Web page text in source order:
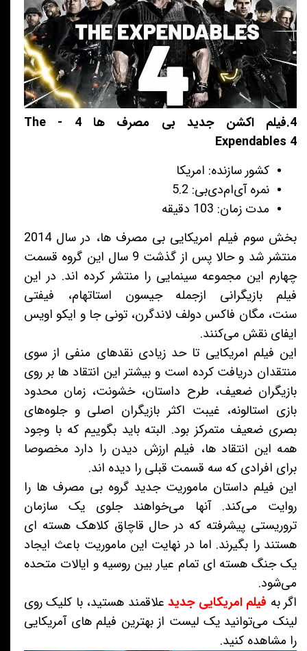
4.فیلم اکشن جدید بی مصرف ها 4 - The
Expendables 4
کشور سازنده: امریکا
نمره آی‌ام‌دی‌بی: 5.2
مدت زمان: 103 دقیقه
بخش سوم فیلم امریکایی بی مصرف ها، در سال 2014
منتشر شد و حالا پس از گذشت 9 سال این گروه قسمت
چهارم این مجموعه سینمایی را منتشر کرده اند. در این
فیلم بازیگرانی ازجمله جیسون استاتهام، فیفتی
سنت، مگان فاکس دولف لاندگرن، تونی جا و ایکو اویس
ایفای نقش می‌کنند.
این فیلم امریکایی تا حد زیادی نقدهای منفی از سوی
منتقدان دریافت کرده است و بیشتر این انتقاد ها بر روی
بازیگران ضعیف، طرح داستان، خشونت، زمان محدود
بازی استالونه، غیبت اکثر بازیگران اصلی و جلوه‌های
بصری ضعیف متمرکز بود. البته باید بگوییم که با وجود
همه این انتقاد ها، فیلم ارزش دیدن را دارد مخصوصا
برای افرادی که سه قسمت قبلی را دیده اند.
این فیلم داستان ماموریت جدید گروه بی مصرف ها را
روایت می‌کند. آنها می‌خواهند جلوی یک سازمان
تروریستی پیشرفته که در حال قاچاق کلاهک هسته ای
هستند را بگیرند. اما در نهایت این ماموریت باعث ایجاد
یک جنگ هسته ای تمام عیار بین روسیه و ایالات متحده
می‌شود.
اگر به فیلم امریکایی جدیدعلاقمند هستید، با کلیک روی
لینک می‌توانید یک لیست از بهترین فیلم های آمریکایی
را مشاهده کنید.